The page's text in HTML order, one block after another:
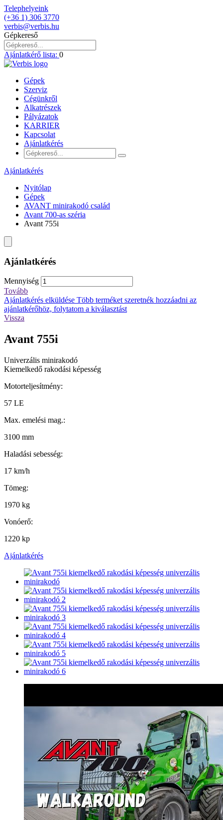
Telephelyeink
(+36 1) 306 3770
verbis@verbis.hu
Gépkereső
Ajánlatkérő lista: 0
Gépek
Szerviz
Cégünkről
Alkatrészek
Pályázatok
KARRIER
Kapcsolat
Ajánlatkérés
Ajánlatkérés
Nyitólap
Gépek
AVANT minirakodó család
Avant 700-as széria
Avant 755i
Ajánlatkérés
Mennyiség
Tovább
Ajánlatkérés elküldése Több terméket szeretnék hozzáadni az
ajánlatkérőhöz, folytatom a kiválasztást
Vissza
Avant 755i
Univerzális minirakodó
Kiemelkedő rakodási képesség
Motorteljesítmény:
57 LE
Max. emelési mag.:
3100 mm
Haladási sebesség:
17 km/h
Tömeg:
1970 kg
Vonóerő:
1220 kp
Ajánlatkérés